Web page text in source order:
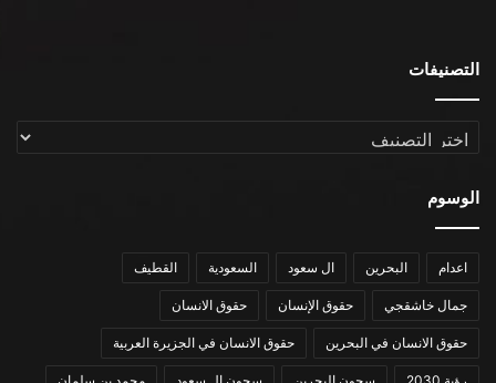
التصنيفات
التصنيفات
الوسوم
اعدام البحرين ال سعود السعودية القطيف
جمال خاشقجي حقوق الإنسان حقوق الانسان
حقوق الانسان في البحرين حقوق الانسان في الجزيرة العربية